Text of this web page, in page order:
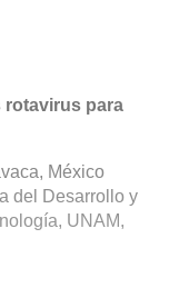
rotavirus para
México
del Desarrollo y
UNAM,